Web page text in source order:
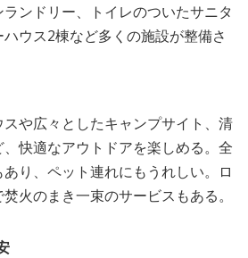
ンドリー、トイレのついたサニタ
ウス2棟など多くの施設が整備さ
や広々としたキャンプサイト、清
快適なアウトドアを楽しめる。全
り、ペット連れにもうれしい。ロ
火のまき一束のサービスもある。